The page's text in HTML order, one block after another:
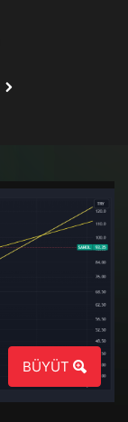
BÜYÜT